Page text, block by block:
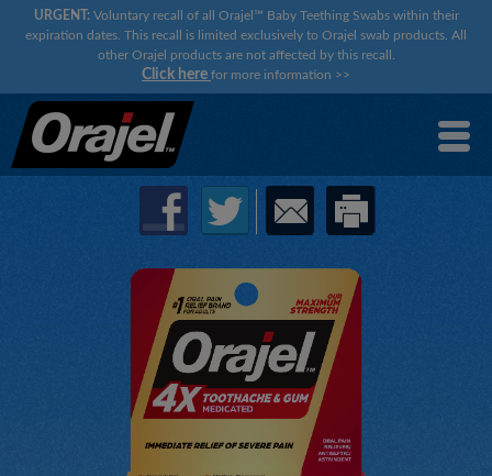
URGENT:Voluntary recall of all Orajel™ Baby Teething Swabs within their
expiration dates. This recall is limited exclusively to Orajel swab products. All
other Orajel products are not affected by this recall.
Click here for more information >>